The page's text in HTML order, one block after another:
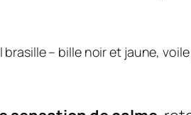
– bille noir et jaune,